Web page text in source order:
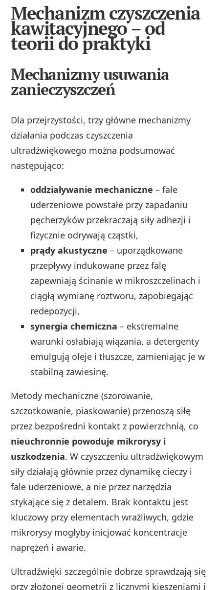
Mechanizm czyszczenia
kawitacyjnego – od
teorii do praktyki
Mechanizmy usuwania
zanieczyszczeń
Dla przejrzystości, trzy główne mechanizmy
działania podczas czyszczenia
ultradźwiękowego można podsumować
następująco:
oddziaływanie mechaniczne – fale
uderzeniowe powstałe przy zapadaniu
pęcherzyków przekraczają siły adhezji i
fizycznie odrywają cząstki,
prądy akustyczne – uporządkowane
przepływy indukowane przez falę
zapewniają ścinanie w mikroszczelinach i
ciągłą wymianę roztworu, zapobiegając
redepozycji,
synergia chemiczna – ekstremalne
warunki osłabiają wiązania, a detergenty
emulgują oleje i tłuszcze, zamieniając je w
stabilną zawiesinę.
Metody mechaniczne (szorowanie,
szczotkowanie, piaskowanie) przenoszą siłę
przez bezpośredni kontakt z powierzchnią, co
nieuchronnie powoduje mikrorysy i
uszkodzenia. W czyszczeniu ultradźwiękowym
siły działają głównie przez dynamikę cieczy i
fale uderzeniowe, a nie przez narzędzia
stykające się z detalem. Brak kontaktu jest
kluczowy przy elementach wrażliwych, gdzie
mikrorysy mogłyby inicjować koncentracje
naprężeń i awarie.
Ultradźwięki szczególnie dobrze sprawdzają się
przy złożonej geometrii z licznymi kieszeniami i